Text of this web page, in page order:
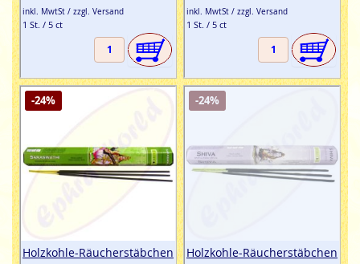
inkl. MwtSt / zzgl. Versand
1 St. / 5 ct
inkl. MwtSt / zzgl. Versand
1 St. / 5 ct
-24%
Holzkohle-Räucherstäbchen
-24%
Holzkohle-Räucherstäbchen